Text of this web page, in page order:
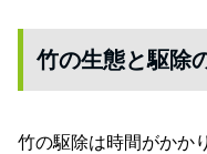
竹の生態と駆除
竹の駆除は時間がかか